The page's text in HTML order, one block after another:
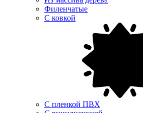
Филенчатые
С ковкой
С пленкой ПВХ